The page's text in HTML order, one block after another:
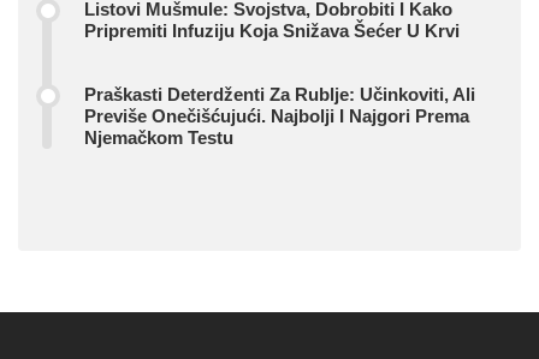
Listovi Mušmule: Svojstva, Dobrobiti I Kako
Pripremiti Infuziju Koja Snižava Šećer U Krvi
Praškasti Deterdženti Za Rublje: Učinkoviti, Ali
Previše Onečišćujući. Najbolji I Najgori Prema
Njemačkom Testu